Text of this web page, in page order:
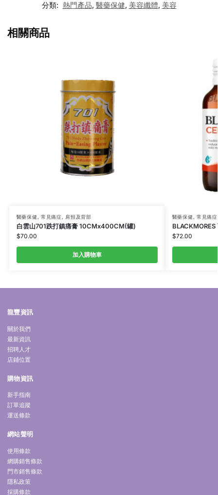
分類: 熱門產品, 醫藥保健, 美容纖體, 美容
相關商品
醫藥保健, 常見痛症, 肩頸及背部
白雲山701跌打鎮痛膏 10CMx400CM(罐)
$70.00
加入購物車
醫藥保健, 常見痛症
$72.00
龍豐資訊
關於我們
最新資訊
招聘人才
店鋪位置
購物資訊
新手指南
訂單追蹤
運送條款
網站聲明
使用條款
網購銷售條款
門市銷售條款
隱私政策
採購條款